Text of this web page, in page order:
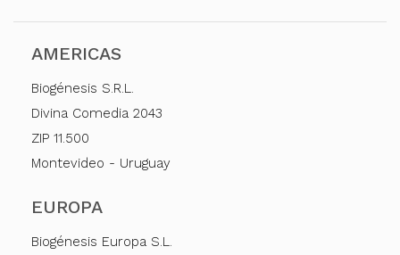
AMERICAS
Biogénesis S.R.L.
Divina Comedia 2043
ZIP 11.500
Montevideo - Uruguay
EUROPA
Biogénesis Europa S.L.